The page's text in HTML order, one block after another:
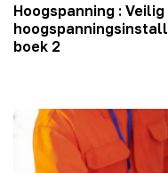
Hoogspanning :
boek 2